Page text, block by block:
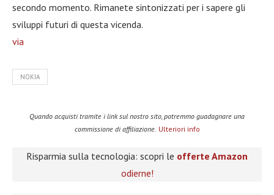
secondo momento. Rimanete sintonizzati per i sapere gli
sviluppi futuri di questa vicenda.
via
NOKIA
Quando acquisti tramite i link sul nostro sito, potremmo guadagnare una
commissione di affiliazione. Ulteriori info
Risparmia sulla tecnologia: scopri le offerte Amazon
odierne!